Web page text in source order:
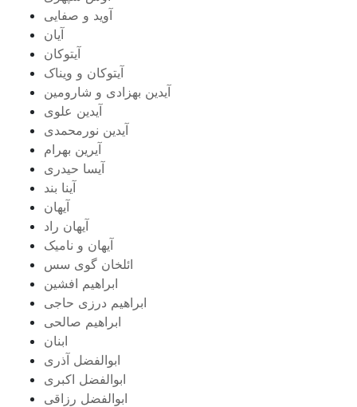
آوید و صفایی
آیان
آیتوکان
آیتوکان و ویناک
آیدین بهزادی و شارومین
آیدین علوی
آیدین نورمحمدی
آیرین بهرام
آیسا حیدری
آینا بند
آیهان
آیهان راد
آیهان و نامیک
ائلخان گوی سس
ابراهیم افشین
ابراهیم درزی حاجی
ابراهیم صالحی
ابنان
ابوالفضل آذری
ابوالفضل اکبری
ابوالفضل رزاقی